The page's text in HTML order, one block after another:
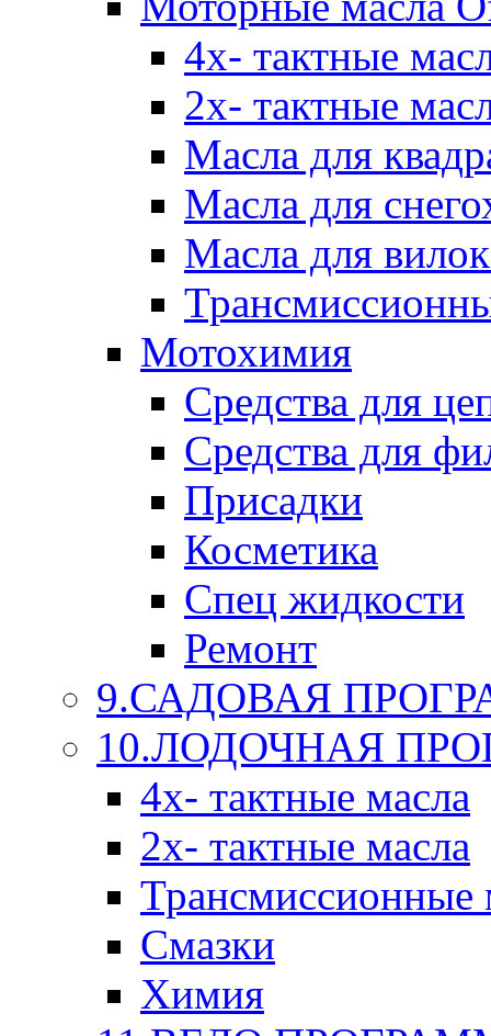
4х- тактные
2х- тактные
Масла для
Масла для
Масла для
Мотохимия
Средства для
Средства для
Присадки
Косметика
Спец жидкости
Ремонт
9.САДОВАЯ
10.ЛОДОЧНАЯ
4х- тактные масла
2х- тактные масла
Трансмиссионные
Смазки
Химия